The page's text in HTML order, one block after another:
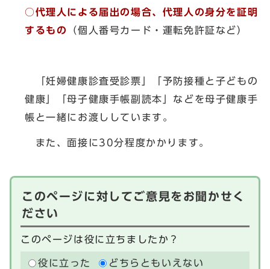
○代理人による届出の場合、代理人の身分を証明
するもの
（個人番号カード・運転免許証など）
「妊婦健康診査受診票」「予防接種と子どもの
健康」「母子健康手帳副読本」などを母子健康手
帳と一緒にお渡ししています。
また、面接に30分程度かかります。
このページに対してご意見をお聞かせく
ださい
このページは役に立ちましたか？
役に立った
どちらともいえない